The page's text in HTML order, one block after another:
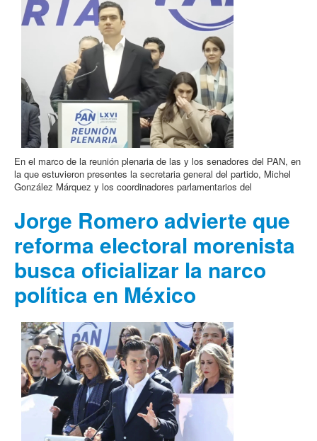
En el marco de la reunión plenaria de las y los senadores del PAN, en
la que estuvieron presentes la secretaria general del partido, Michel
González Márquez y los coordinadores parlamentarios del
Jorge Romero advierte que
reforma electoral morenista
busca oficializar la narco
política en México